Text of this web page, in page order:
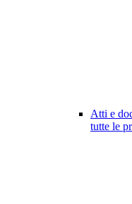
Atti e
tutte le